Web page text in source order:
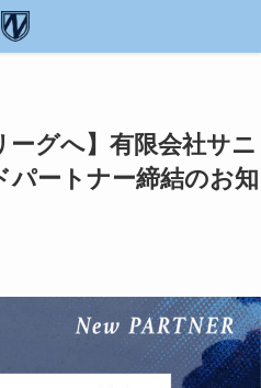
ーグへ】有限会社サニ
パートナー締結のお知